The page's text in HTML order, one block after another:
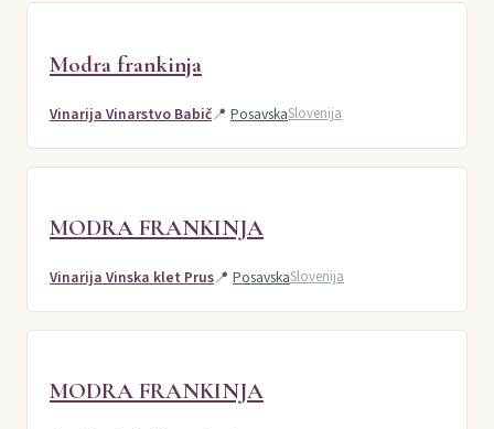
Modra frankinja
Vinarija Vinarstvo Babič📍 PosavskaSlovenija
MODRA FRANKINJA
Vinarija Vinska klet Prus📍 PosavskaSlovenija
MODRA FRANKINJA